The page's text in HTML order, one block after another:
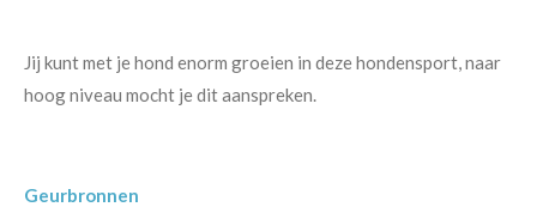
Jij kunt met je hond enorm groeien in deze hondensport, naar
hoog niveau mocht je dit aanspreken.
Geurbronnen